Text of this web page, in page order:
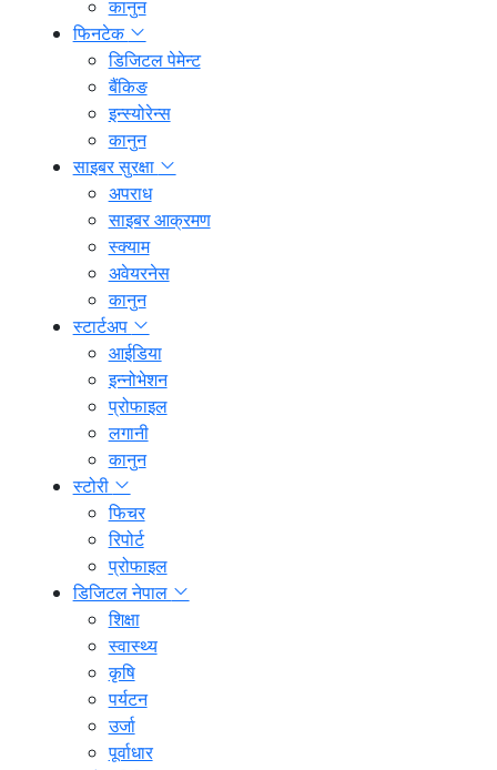
कानुन
फिनटेक
डिजिटल पेमेन्ट
बैंकिङ
इन्स्योरेन्स
कानुन
साइबर सुरक्षा
अपराध
साइबर आक्रमण
स्क्याम
अवेयरनेस
कानुन
स्टार्टअप
आईडिया
इन्नोभेशन
प्रोफाइल
लगानी
कानुन
स्टोरी
फिचर
रिपोर्ट
प्रोफाइल
डिजिटल नेपाल
शिक्षा
स्वास्थ्य
कृषि
पर्यटन
उर्जा
पूर्वाधार